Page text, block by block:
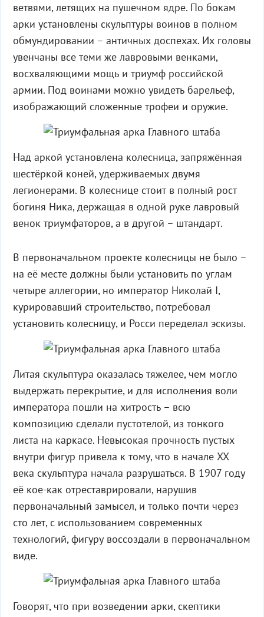
ветвями, летящих на пушечном ядре. По бокам
арки установлены скульптуры воинов в полном
обмундировании – античных доспехах. Их головы
увенчаны все теми же лавровыми венками,
восхваляющими мощь и триумф российской
армии. Под воинами можно увидеть барельеф,
изображающий сложенные трофеи и оружие.
Над аркой установлена колесница, запряжённая
шестёркой коней, удерживаемых двумя
легионерами. В колеснице стоит в полный рост
богиня Ника, держащая в одной руке лавровый
венок триумфаторов, а в другой – штандарт.
В первоначальном проекте колесницы не было –
на её месте должны были установить по углам
четыре аллегории, но император Николай I,
курировавший строительство, потребовал
установить колесницу, и Росси переделал эскизы.
Литая скульптура оказалась тяжелее, чем могло
выдержать перекрытие, и для исполнения воли
императора пошли на хитрость – всю
композицию сделали пустотелой, из тонкого
листа на каркасе. Невысокая прочность пустых
внутри фигур привела к тому, что в начале XX
века скульптура начала разрушаться. В 1907 году
её кое-как отреставрировали, нарушив
первоначальный замысел, и только почти через
сто лет, с использованием современных
технологий, фигуру воссоздали в первоначальном
виде.
Говорят, что при возведении арки, скептики